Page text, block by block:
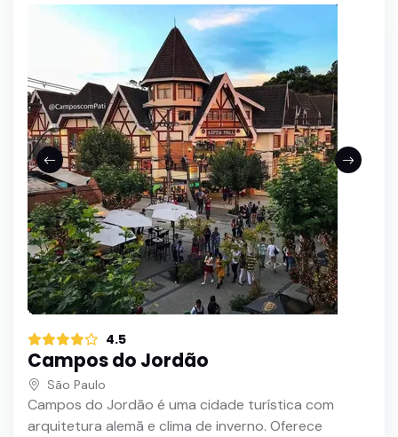
4.5
Campos do Jordão
São Paulo
Campos do Jordão é uma cidade turística com
arquitetura alemã e clima de inverno. Oferece